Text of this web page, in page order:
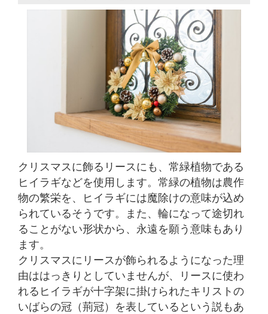
クリスマスに飾るリースにも、常緑植物である
ヒイラギなどを使用します。常緑の植物は農作
物の繁栄を、ヒイラギには魔除けの意味が込め
られているそうです。また、輪になって途切れ
ることがない形状から、永遠を願う意味もあり
ます。
クリスマスにリースが飾られるようになった理
由ははっきりとしていませんが、リースに使わ
れるヒイラギが十字架に掛けられたキリストの
いばらの冠（荊冠）を表しているという説もあ